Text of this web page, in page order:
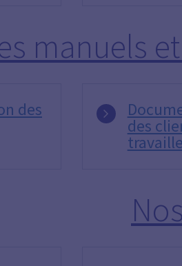
manuels
des
des